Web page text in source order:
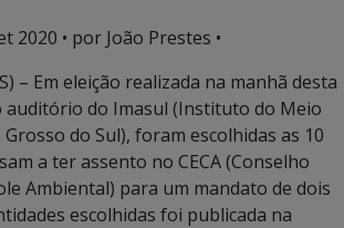
2020 • por João Prestes •
– Em eleição realizada na manhã desta
auditório do Imasul (Instituto do Meio
do Sul), foram escolhidas as 10
a ter assento no CECA (Conselho
Ambiental) para um mandato de dois
escolhidas foi publicada na